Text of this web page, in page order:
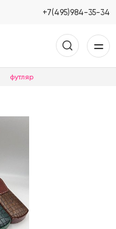
+7(495)984-35-34
футляр